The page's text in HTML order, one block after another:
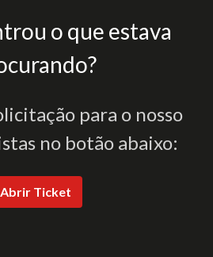
o que estava
para o nosso
no botão abaixo:
Abrir Ticket